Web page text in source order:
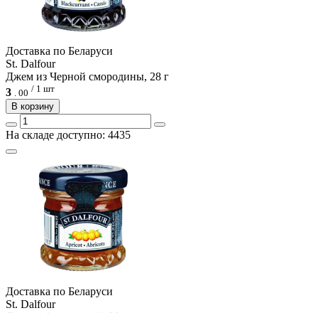
Доcтавка по Беларуси
St. Dalfour
Джем из Черной смородины, 28 г
3 . 00 / 1 шт
В корзину
На складе доступно: 4435
Доcтавка по Беларуси
St. Dalfour